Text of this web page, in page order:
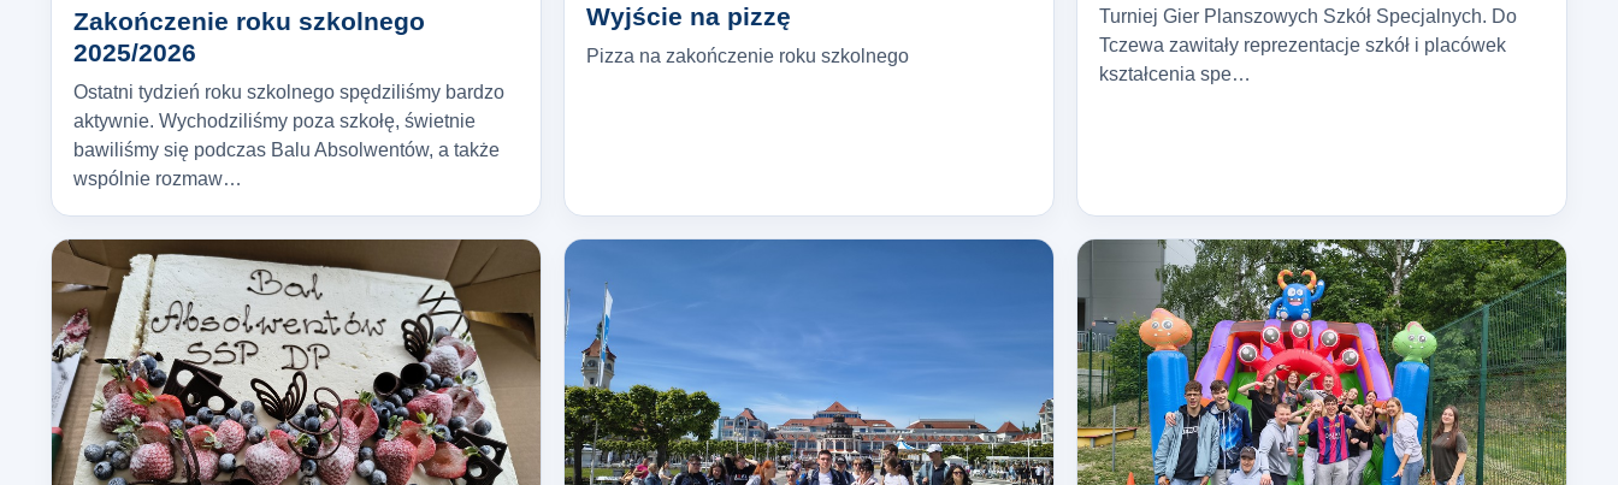
Zakończenie roku szkolnego
2025/2026
Ostatni tydzień roku szkolnego spędziliśmy bardzo
aktywnie. Wychodziliśmy poza szkołę, świetnie
bawiliśmy się podczas Balu Absolwentów, a także
wspólnie rozmaw…
Wyjście na pizzę
Pizza na zakończenie roku szkolnego
Turniej Gier Planszowych Szkół Specjalnych. Do
Tczewa zawitały reprezentacje szkół i placówek
kształcenia spe…